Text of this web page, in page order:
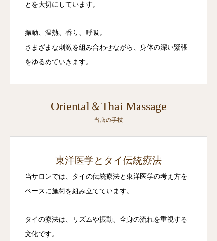
とを大切にしています。
振動、温熱、香り、呼吸。
さまざまな刺激を組み合わせながら、身体の深い緊張
をゆるめていきます。
Oriental＆Thai Massage
当店の手技
東洋医学とタイ伝統療法
当サロンでは、タイの伝統療法と東洋医学の考え方を
ベースに施術を組み立てています。
タイの療法は、リズムや振動、全身の流れを重視する
文化です。